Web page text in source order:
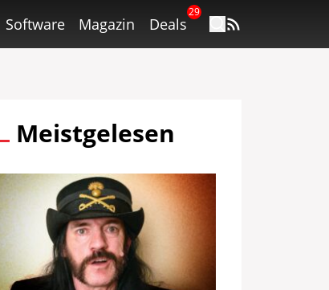
Software Magazin Deals
29
Meistgelesen